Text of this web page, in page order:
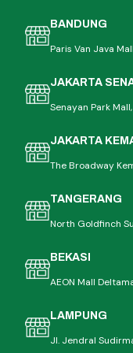
BANDUNG
Paris Van Java
JAKARTA
Senayan Park
JAKARTA
The Broadway
TANGERANG
North Goldfinch
BEKASI
AEON Mall
LAMPUNG
Jl. Jendral